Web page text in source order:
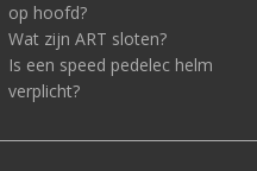
op hoofd?
Wat zijn ART sloten?
Is een speed pedelec helm
verplicht?